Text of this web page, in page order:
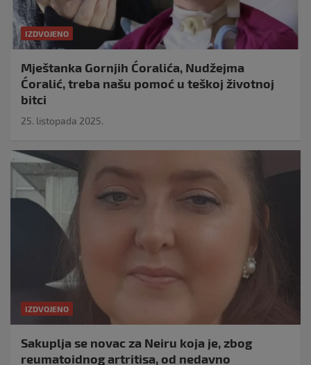
IZDVOJENO
Mještanka Gornjih Ćoralića, Nudžejma
Ćoralić, treba našu pomoć u teškoj životnoj
bitci
25. listopada 2025.
IZDVOJENO
Sakuplja se novac za Neiru koja je, zbog
reumatoidnog artritisa, od nedavno